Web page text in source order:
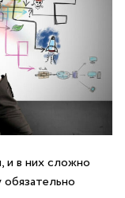
и в них сложно